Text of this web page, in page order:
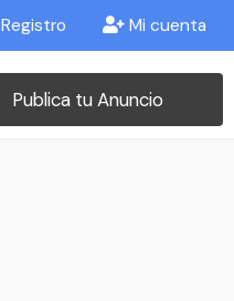
Registro Mi cuenta
Publica tu Anuncio